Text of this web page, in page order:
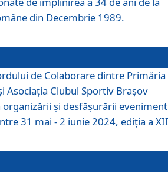
din Decembrie 1989.
de Colaborare dintre Primăria
Asociația Clubul Sportiv Brașov
și desfășurării
31 mai - 2 iunie 2024, ediția a